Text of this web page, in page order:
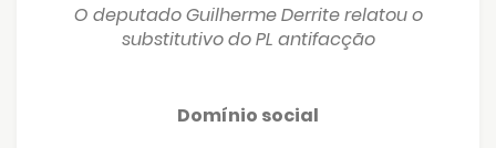
O deputado Guilherme Derrite relatou o
substitutivo do PL antifacção
Domínio social